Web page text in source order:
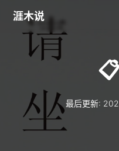
涯木说
最后更新: